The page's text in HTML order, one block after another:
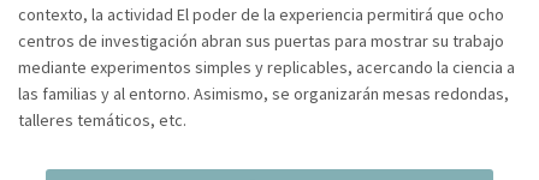
contexto, la actividad El poder de la experiencia permitirá que ocho
centros de investigación abran sus puertas para mostrar su trabajo
mediante experimentos simples y replicables, acercando la ciencia a
las familias y al entorno. Asimismo, se organizarán mesas redondas,
talleres temáticos, etc.